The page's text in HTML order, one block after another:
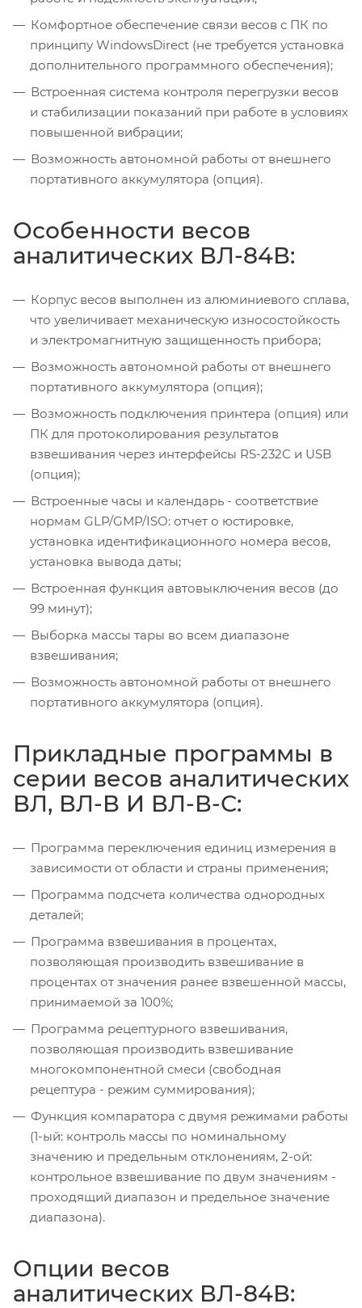
Комфортное обеспечение связи весов с ПК по
принципу WindowsDirect (не требуется установка
дополнительного программного обеспечения);
Встроенная система контроля перегрузки весов
и стабилизации показаний при работе в условиях
повышенной вибрации;
Возможность автономной работы от внешнего
портативного аккумулятора (опция).
Особенности весов
аналитических ВЛ-84В:
Корпус весов выполнен из алюминиевого сплава,
что увеличивает механическую износостойкость
и электромагнитную защищенность прибора;
Возможность автономной работы от внешнего
портативного аккумулятора (опция);
Возможность подключения принтера (опция) или
ПК для протоколирования результатов
взвешивания через интерфейсы RS-232C и USB
(опция);
Встроенные часы и календарь - соответствие
нормам GLP/GMP/ISO: отчет о юстировке,
установка идентификационного номера весов,
установка вывода даты;
Встроенная функция автовыключения весов (до
99 минут);
Выборка массы тары во всем диапазоне
взвешивания;
Возможность автономной работы от внешнего
портативного аккумулятора (опция).
Прикладные программы в
серии весов аналитических
ВЛ, ВЛ-В И ВЛ-В-С:
Программа переключения единиц измерения в
зависимости от области и страны применения;
Программа подсчета количества однородных
деталей;
Программа взвешивания в процентах,
позволяющая производить взвешивание в
процентах от значения ранее взвешенной массы,
принимаемой за 100%;
Программа рецептурного взвешивания,
позволяющая производить взвешивание
многокомпонентной смеси (свободная
рецептура - режим суммирования);
Функция компаратора с двумя режимами работы
(1-ый: контроль массы по номинальному
значению и предельным отклонениям, 2-ой:
контрольное взвешивание по двум значениям -
проходящий диапазон и предельное значение
диапазона).
Опции весов
аналитических ВЛ-84В: